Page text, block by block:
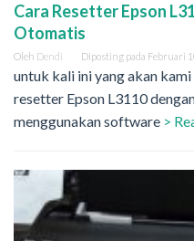
Cara Resetter Epson
Otomatis
Oleh Dendi Diposting pada Februari
untuk kali ini yang akan
resetter Epson L3110
menggunakan software >